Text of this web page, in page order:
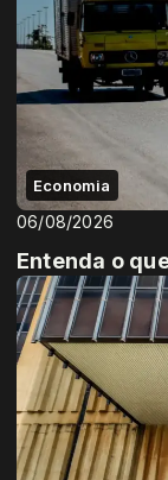
Economia
06/08/2026
Entenda o